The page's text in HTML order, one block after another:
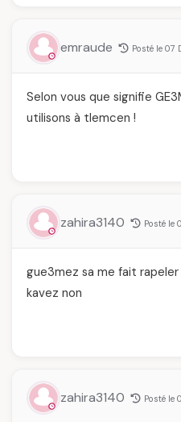
emraude Posté le 07
Selon vous que signifie
utilisons à tlemcen !
zahira3140 Posté le
gue3mez sa me fait
kavez non
zahira3140 Posté le